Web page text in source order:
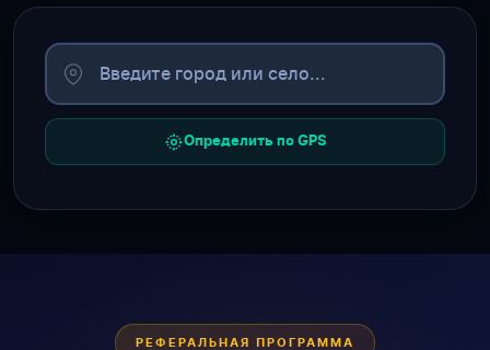
Определить по GPS
РЕФЕРАЛЬНАЯ ПРОГРАММА